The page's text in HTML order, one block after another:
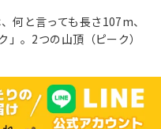
何と言っても長さ107m、
。2つの山頂（ピーク）